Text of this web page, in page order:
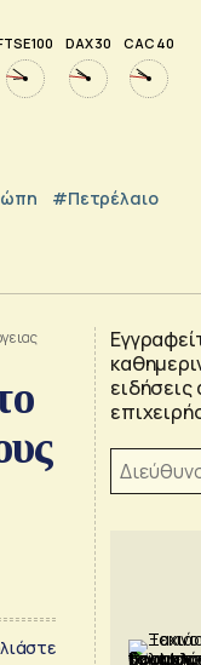
100 DAX 30 CAC 40
#Πετρέλαιο
ειδήσεις